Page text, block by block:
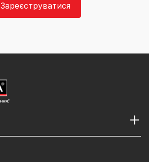
Зареєструватися